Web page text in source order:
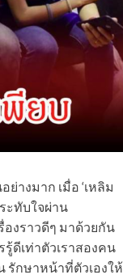
างมาก เมื่อ ‘เหลิม
ะทับใจผ่าน
งราวดีๆ มาด้วยกัน
ดีเท่าตัวเราสองคน
รักษาหน้าที่ตัวเองให้